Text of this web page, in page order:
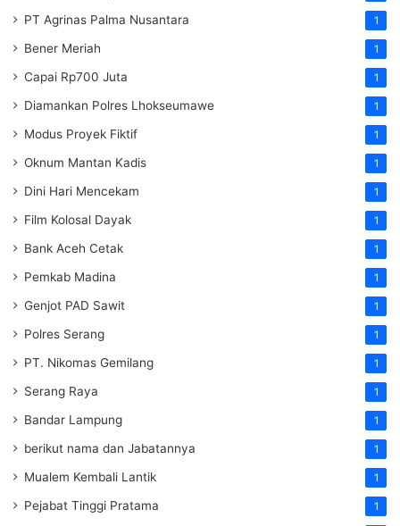
PT Agrinas Palma Nusantara 1
Bener Meriah 1
Capai Rp700 Juta 1
Diamankan Polres Lhokseumawe 1
Modus Proyek Fiktif 1
Oknum Mantan Kadis 1
Dini Hari Mencekam 1
Film Kolosal Dayak 1
Bank Aceh Cetak 1
Pemkab Madina 1
Genjot PAD Sawit 1
Polres Serang 1
PT. Nikomas Gemilang 1
Serang Raya 1
Bandar Lampung 1
berikut nama dan Jabatannya 1
Mualem Kembali Lantik 1
Pejabat Tinggi Pratama 1